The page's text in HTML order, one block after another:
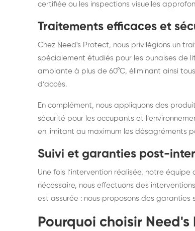
certifiée ou les inspections visuelles
Traitements efficaces et
Chez Need's Protect, nous privilégions un
spécialement étudiés pour les punaises de
ambiante à plus de 60°C, éliminant ainsi
d’accès.
En complément, nous appliquons des
sécurité pour les occupants et
en limitant au maximum les désagréments
Suivi et garanties post-
Une fois l’intervention réalisée, notre
nécessaire, nous effectuons des
est assurée : nous proposons des
Pourquoi choisir